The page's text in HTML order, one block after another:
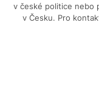
v české politice nebo
v Česku. Pro